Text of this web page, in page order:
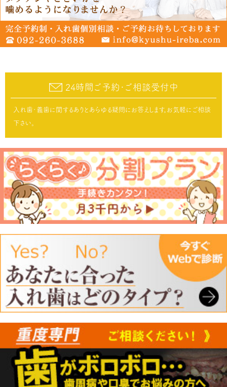
24時間ご予約･ご相談受付中
入れ歯･義歯に関するありとあらゆる疑問にお答えします。お気軽にご相談
下さい。